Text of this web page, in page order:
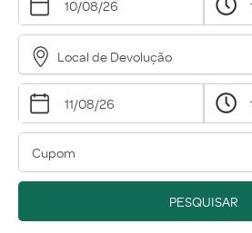
Email*
Data de Aniversário*
Qual modalidade está buscando?*
Eu concordo em receber
A nossa empresa está
respeitar sua privacidade, acesse
Local de Devolução
PESQUISAR